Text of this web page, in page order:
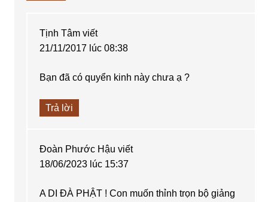
Tịnh Tâm viết
21/11/2017 lúc 08:38
Bạn đã có quyển kinh này chưa ạ ?
Trả lời
Đoàn Phước Hậu viết
18/06/2023 lúc 15:37
A DI ĐÀ PHẬT ! Con muốn thỉnh trọn bộ giảng